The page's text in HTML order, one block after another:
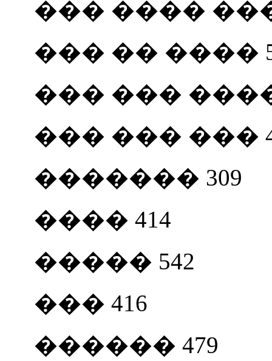
��� ����
��� �� ����
��� ��� ����
��� ��� ���
������� 309
���� 414
����� 542
��� 416
������ 479